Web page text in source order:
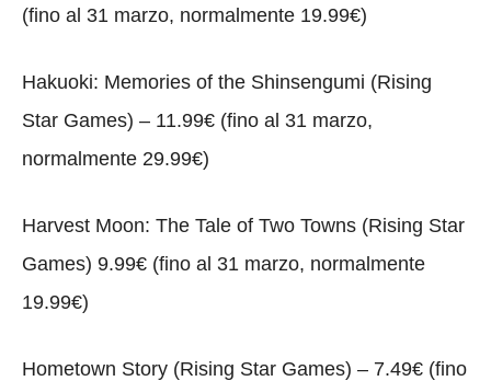
(fino al 31 marzo, normalmente 19.99€)
Hakuoki: Memories of the Shinsengumi (Rising
Star Games) – 11.99€ (fino al 31 marzo,
normalmente 29.99€)
Harvest Moon: The Tale of Two Towns (Rising Star
Games) 9.99€ (fino al 31 marzo, normalmente
19.99€)
Hometown Story (Rising Star Games) – 7.49€ (fino